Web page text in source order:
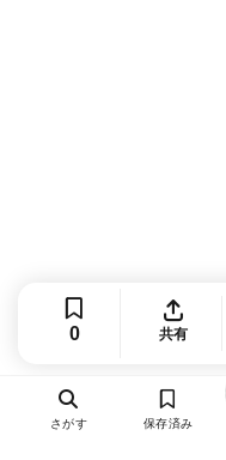
0 共有
さがす 保存済み